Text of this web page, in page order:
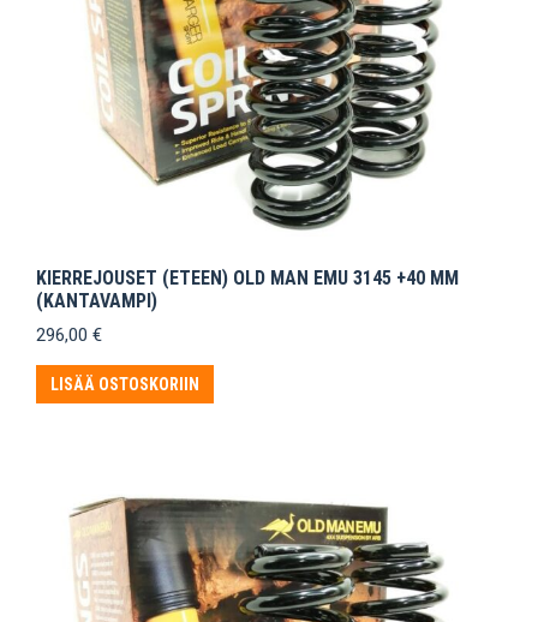
KIERREJOUSET (ETEEN) OLD MAN EMU 3145 +40 MM
(KANTAVAMPI)
296,00 €
LISÄÄ OSTOSKORIIN